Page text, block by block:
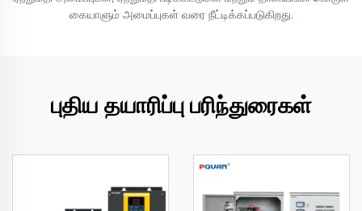
கையாளும் அமைப்புகள் வரை நீட்டிக்கப்படுகிறது.
புதிய தயாரிப்பு பரிந்துரைகள்